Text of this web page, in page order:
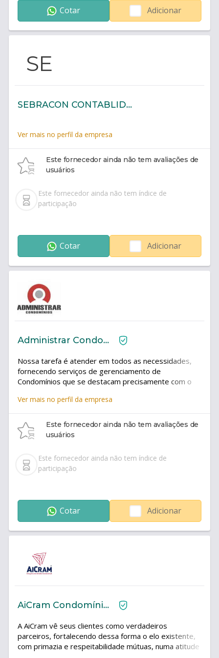
Cotar Adicionar
SE
SEBRACON CONTABLIDADE
Ver mais no perfil da empresa
Este fornecedor ainda não tem avaliações de
usuários
Este fornecedor ainda não tem índice de
participação
Cotar Adicionar
Administrar Condomínios
Nossa tarefa é atender em todos as necessidades,
fornecendo serviços de gerenciamento de
Condomínios que se destacam precisamente com o
máximo de benefícios e menor custo possível. -
Administração condominial - Assessoria bancária -
Departamento jurídico - Departamento técnico -
Gerenciamento de pessoal - Departamento de
Ver mais no perfil da empresa
Este fornecedor ainda não tem avaliações de
usuários
Este fornecedor ainda não tem índice de
participação
Cotar Adicionar
AiCram Condomínios
A AiCram vê seus clientes como verdadeiros
parceiros, fortalecendo dessa forma o elo existente,
com primazia e respeitabilidade mútuas, numa atitude